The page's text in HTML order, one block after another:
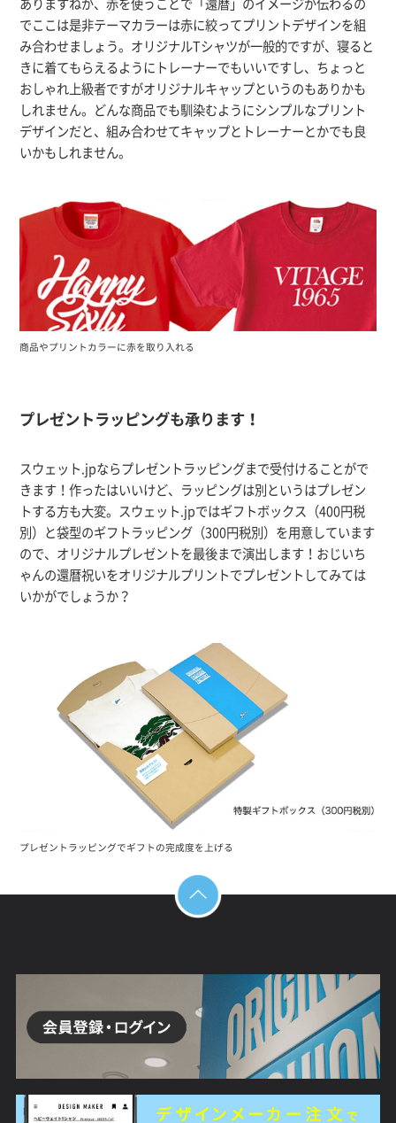
ありますねが、赤を使うことで「還暦」のイメージが伝わるの
でここは是非テーマカラーは赤に絞ってプリントデザインを組
み合わせましょう。オリジナルTシャツが一般的ですが、寝ると
きに着てもらえるようにトレーナーでもいいですし、ちょっと
おしゃれ上級者ですがオリジナルキャップというのもありかも
しれません。どんな商品でも馴染むようにシンプルなプリント
デザインだと、組み合わせてキャップとトレーナーとかでも良
いかもしれません。
商品やプリントカラーに赤を取り入れる
プレゼントラッピングも承ります！
スウェット.jpならプレゼントラッピングまで受付けることがで
きます！作ったはいいけど、ラッピングは別というはプレゼン
トする方も大変。スウェット.jpではギフトボックス（400円税
別）と袋型のギフトラッピング（300円税別）を用意しています
ので、オリジナルプレゼントを最後まで演出します！おじいち
ゃんの還暦祝いをオリジナルプリントでプレゼントしてみては
いかがでしょうか？
プレゼントラッピングでギフトの完成度を上げる